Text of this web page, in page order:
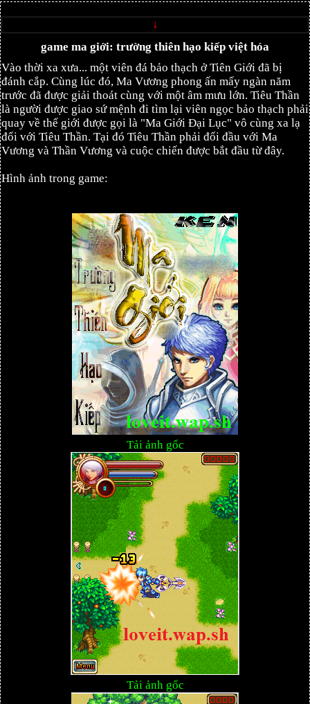
↓
game ma giới: trường thiên hạo kiếp việt hóa
Vào thời xa xưa... một viên đá bảo thạch ở Tiên Giới đã bị
đánh cắp. Cùng lúc đó, Ma Vương phong ấn mấy ngàn năm
trước đã được giải thoát cùng với một âm mưu lớn. Tiêu Thần
là người được giao sứ mệnh đi tìm lại viên ngọc bảo thạch phải
quay về thế giới được gọi là "Ma Giới Đại Lục" vô cùng xa lạ
đối với Tiêu Thần. Tại đó Tiêu Thần phải đối đầu với Ma
Vương và Thần Vương và cuộc chiến được bắt đầu từ đây.
Hình ảnh trong game:
Tải ảnh gốc
Tải ảnh gốc